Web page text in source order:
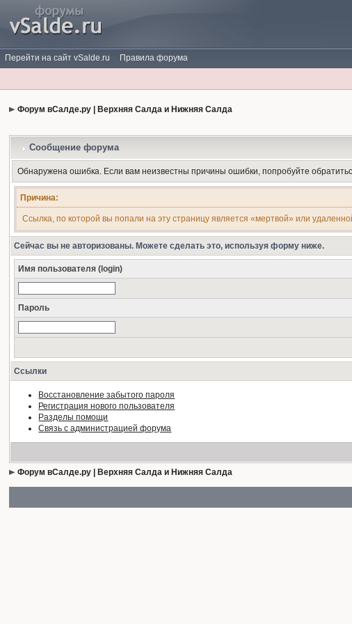
Перейти на сайт vSalde.ru Правила форума
Форум вСалде.ру | Верхняя Салда и Нижняя Салда
Сообщение форума
Обнаружена ошибка. Если вам неизвестны причины ошибки, попробуйте
Причина:
Ссылка, по которой вы попали на эту страницу является «мертвой» или
Сейчас вы не авторизованы. Можете сделать это, используя форму ниже.
Имя пользователя (login)
Пароль
Ссылки
Восстановление забытого пароля
Регистрация нового пользователя
Разделы помощи
Связь с администрацией форума
Форум вСалде.ру | Верхняя Салда и Нижняя Салда